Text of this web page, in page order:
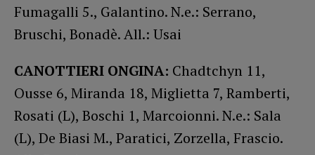
Fumagalli 5., Galantino. N.e.: Serrano,
Bruschi, Bonadè. All.: Usai
CANOTTIERI ONGINA: Chadtchyn 11,
Ousse 6, Miranda 18, Miglietta 7, Ramberti,
Rosati (L), Boschi 1, Marcoionni. N.e.: Sala
(L), De Biasi M., Paratici, Zorzella, Frascio.